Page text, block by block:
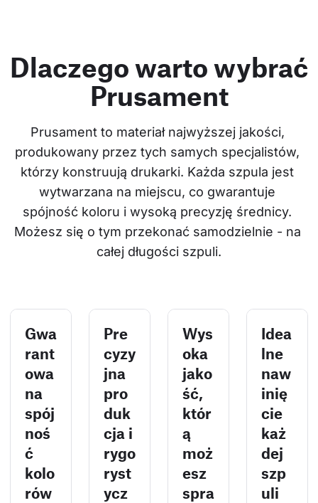
Dlaczego warto wybrać
Prusament
Prusament to materiał najwyższej jakości,
produkowany przez tych samych specjalistów,
którzy konstruują drukarki. Każda szpula jest
wytwarzana na miejscu, co gwarantuje
spójność koloru i wysoką precyzję średnicy.
Możesz się o tym przekonać samodzielnie - na
całej długości szpuli.
Gwa
rant
owa
na
spój
noś
ć
kolo
rów
Pre
cyzy
jna
pro
duk
cja i
rygo
ryst
ycz
Wys
oka
jako
ść,
któr
ą
moż
esz
spra
Idea
lne
naw
inię
cie
każ
dej
szp
uli